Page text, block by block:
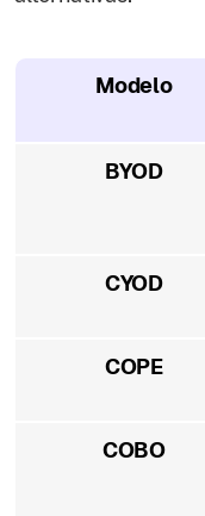
Modelo
BYOD
CYOD
COPE
COBO